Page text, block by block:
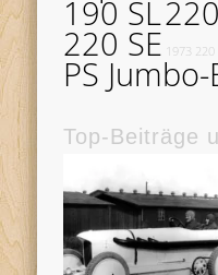
190 SL
220 SE 1973
PS
Top-Beiträge